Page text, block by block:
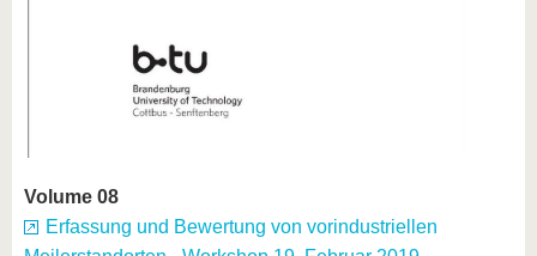
Volume 08
Erfassung und Bewertung von vorindustriellen